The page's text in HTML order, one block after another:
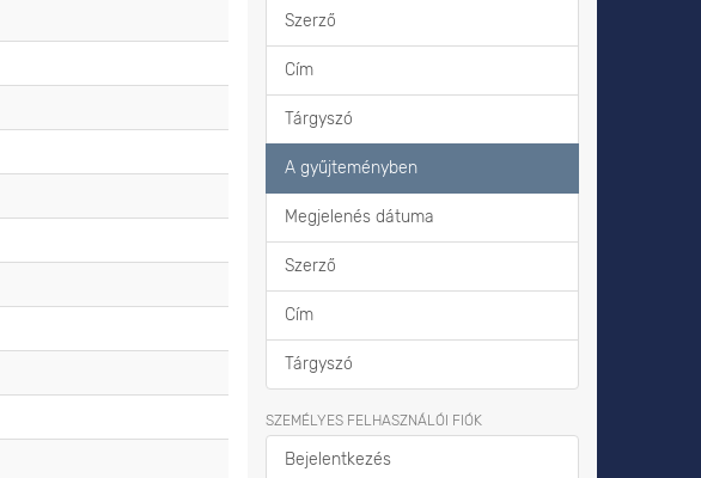
Szerző
Cím
Tárgyszó
A gyűjteményben
Megjelenés dátuma
Szerző
Cím
Tárgyszó
SZEMÉLYES FELHASZNÁLÓI FIÓK
Bejelentkezés